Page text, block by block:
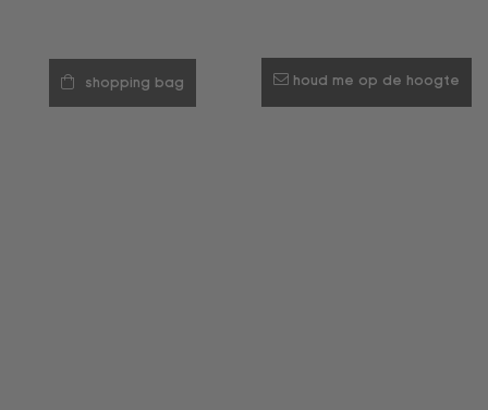
shopping bag houd me op de hoogte